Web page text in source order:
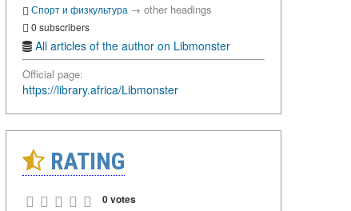
Спорт и физкультура → other headings
0 subscribers
All articles of the author on Libmonster
Official page:
https://library.africa/Libmonster
RATING
0 votes